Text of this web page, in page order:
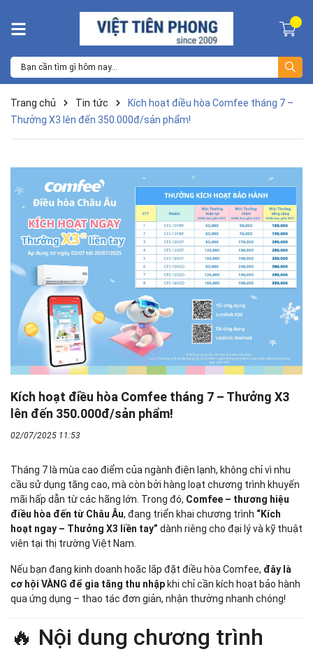
Trang chủ Tin tức
Kích hoạt điều hòa Comfee tháng 7 –
Thưởng X3 lên đến 350.000đ/sản phẩm!
Kích hoạt điều hòa Comfee tháng 7 – Thưởng X3
lên đến 350.000đ/sản phẩm!
02/07/2025 11:53
Tháng 7 là mùa cao điểm của ngành điện lạnh, không chỉ vì nhu
cầu sử dụng tăng cao, mà còn bởi hàng loạt chương trình khuyến
mãi hấp dẫn từ các hãng lớn. Trong đó, Comfee – thương hiệu
điều hòa đến từ Châu Âu, đang triển khai chương trình “Kích
hoạt ngay – Thưởng X3 liền tay” dành riêng cho đại lý và kỹ thuật
viên tại thị trường Việt Nam.
Nếu bạn đang kinh doanh hoặc lắp đặt điều hòa Comfee, đây là
cơ hội VÀNG để gia tăng thu nhập khi chỉ cần kích hoạt bảo hành
qua ứng dụng – thao tác đơn giản, nhận thưởng nhanh chóng!
🔥 Nội dung chương trình